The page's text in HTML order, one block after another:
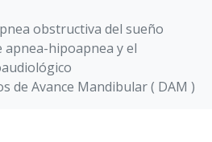
obstructiva del sueño
apnea-hipoapnea y el
de Avance Mandibular ( DAM )